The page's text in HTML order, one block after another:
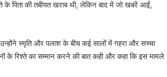
के पिता की तबीयत खराब थी, लेकिन बाद में जो खबरें आईं,
स्मृति और पलाश के बीच कई सालों में गहरा और सच्चा
के रिश्ते का सम्मान करने की बात कही और कहा कि इस मामले